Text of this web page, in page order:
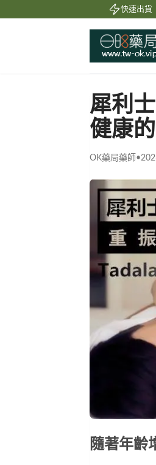
快速出貨
犀利
健康
OK藥局藥師•
隨著年齡